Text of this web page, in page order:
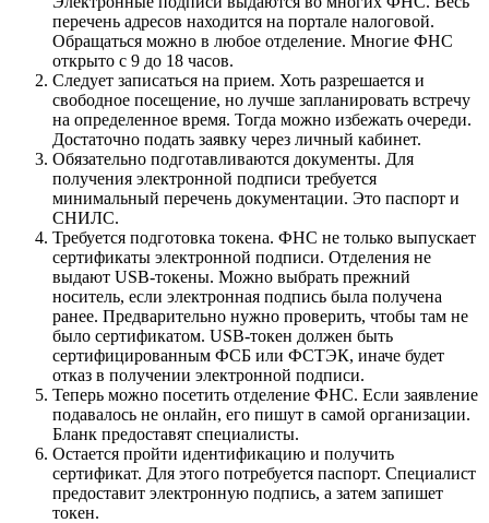
перечень адресов находится на портале налоговой.
Обращаться можно в любое отделение. Многие ФНС
открыто с 9 до 18 часов.
Следует записаться на прием. Хоть разрешается и
свободное посещение, но лучше запланировать встречу
на определенное время. Тогда можно избежать очереди.
Достаточно подать заявку через личный кабинет.
Обязательно подготавливаются документы. Для
получения электронной подписи требуется
минимальный перечень документации. Это паспорт и
СНИЛС.
Требуется подготовка токена. ФНС не только выпускает
сертификаты электронной подписи. Отделения не
выдают USB-токены. Можно выбрать прежний
носитель, если электронная подпись была получена
ранее. Предварительно нужно проверить, чтобы там не
было сертификатом. USB-токен должен быть
сертифицированным ФСБ или ФСТЭК, иначе будет
отказ в получении электронной подписи.
Теперь можно посетить отделение ФНС. Если заявление
подавалось не онлайн, его пишут в самой организации.
Бланк предоставят специалисты.
Остается пройти идентификацию и получить
сертификат. Для этого потребуется паспорт. Специалист
предоставит электронную подпись, а затем запишет
токен.